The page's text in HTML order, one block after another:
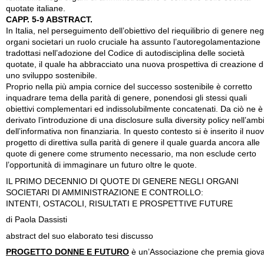
quotate italiane.
CAPP. 5-9 ABSTRACT.
In Italia, nel perseguimento dell’obiettivo del riequilibrio di genere
organi societari un ruolo cruciale ha assunto l’autoregolamentazione
tradottasi nell’adozione del Codice di autodisciplina delle società
quotate, il quale ha abbracciato una nuova prospettiva di creazione
uno sviluppo sostenibile.
Proprio nella più ampia cornice del successo sostenibile è corretto
inquadrare tema della parità di genere, ponendosi gli stessi quali
obiettivi complementari ed indissolubilmente concatenati. Da ciò ne è
derivato l’introduzione di una disclosure sulla diversity policy
dell’informativa non finanziaria. In questo contesto si è inserito il
progetto di direttiva sulla parità di genere il quale guarda ancora alle
quote di genere come strumento necessario, ma non esclude certo
l’opportunità di immaginare un futuro oltre le quote.
IL PRIMO DECENNIO DI QUOTE DI GENERE NEGLI ORGANI
SOCIETARI DI AMMINISTRAZIONE E CONTROLLO:
INTENTI, OSTACOLI, RISULTATI E PROSPETTIVE FUTURE
di Paola Dassisti
abstract del suo elaborato tesi discusso
PROGETTO DONNE E FUTURO è un’Associazione che premia